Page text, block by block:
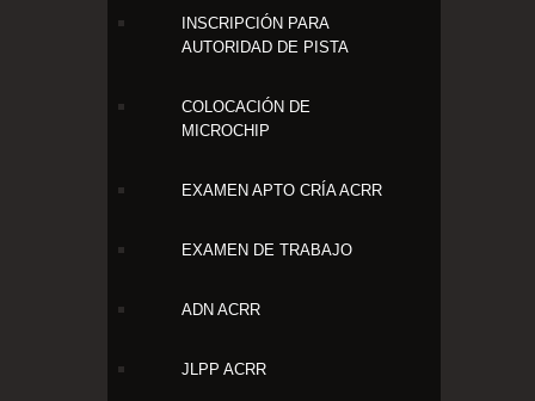
INSCRIPCIÓN PARA
AUTORIDAD DE PISTA
COLOCACIÓN DE
MICROCHIP
EXAMEN APTO CRÍA ACRR
EXAMEN DE TRABAJO
ADN ACRR
JLPP ACRR